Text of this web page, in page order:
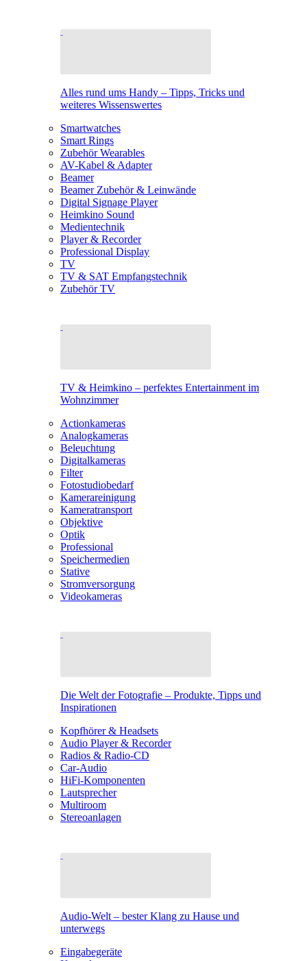
Alles rund ums Handy – Tipps, Tricks und
weiteres Wissenswertes
Smartwatches
Smart Rings
Zubehör Wearables
AV-Kabel & Adapter
Beamer
Beamer Zubehör & Leinwände
Digital Signage Player
Heimkino Sound
Medientechnik
Player & Recorder
Professional Display
TV
TV & SAT Empfangstechnik
Zubehör TV
TV & Heimkino – perfektes Entertainment im
Wohnzimmer
Actionkameras
Analogkameras
Beleuchtung
Digitalkameras
Filter
Fotostudiobedarf
Kamerareinigung
Kameratransport
Objektive
Optik
Professional
Speichermedien
Stative
Stromversorgung
Videokameras
Die Welt der Fotografie – Produkte, Tipps und
Inspirationen
Kopfhörer & Headsets
Audio Player & Recorder
Radios & Radio-CD
Car-Audio
HiFi-Komponenten
Lautsprecher
Multiroom
Stereoanlagen
Audio-Welt – bester Klang zu Hause und
unterwegs
Eingabegeräte